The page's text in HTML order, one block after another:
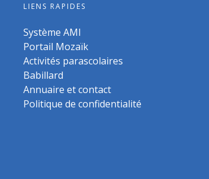
LIENS RAPIDES
Système AMI
Portail Mozaïk
Activités parascolaires
Babillard
Annuaire et contact
Politique de confidentialité